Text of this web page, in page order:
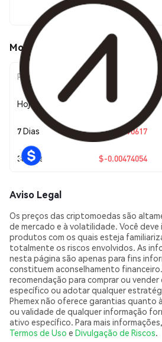
$0.046787
Movimentos de preço de AIOZ
Período Variação do Valor
Hoje $-0.00009376
7 Dias $-0.00090617
30 Dias $-0.00474054
Aviso Legal
Os preços das criptomoedas são
de mercado e à volatilidade. Você deve
produtos com os quais esteja
totalmente os riscos envolvidos. As
nesta página são apenas para fins
constituem aconselhamento
recomendação para comprar ou
específico ou adotar qualquer
Phemex não oferece garantias quanto
ou validade de qualquer informação
ativo específico. Para mais
Termos de Uso e Divulgação de Riscos.